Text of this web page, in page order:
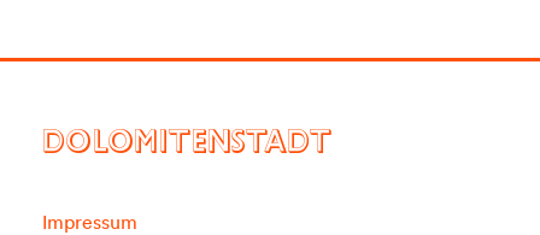
DOLOMITENSTADT
Impressum